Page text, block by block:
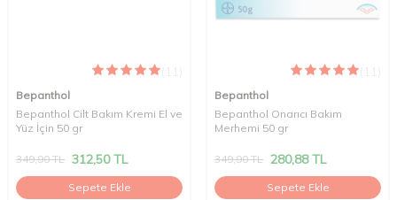
Bepanthol
Bepanthol Cilt Bakım Kremi El ve
Yüz İçin 50 gr
349,90TL 312,50TL
Sepete Ekle
Bepanthol
Bepanthol Onarıcı Bakım
Merhemi 50 gr
349,90TL 280,88TL
Sepete Ekle